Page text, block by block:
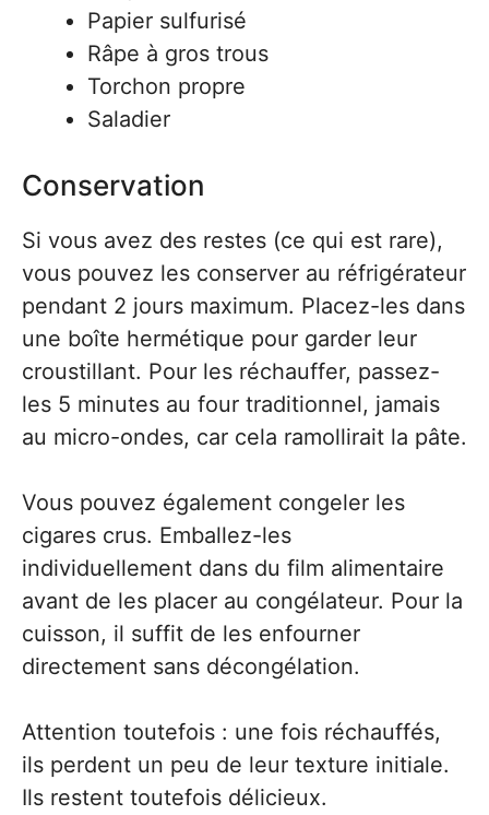
Papier sulfurisé
Râpe à gros trous
Torchon propre
Saladier
Conservation
Si vous avez des restes (ce qui est rare),
vous pouvez les conserver au réfrigérateur
pendant 2 jours maximum. Placez-les dans
une boîte hermétique pour garder leur
croustillant. Pour les réchauffer, passez-
les 5 minutes au four traditionnel, jamais
au micro-ondes, car cela ramollirait la pâte.
Vous pouvez également congeler les
cigares crus. Emballez-les
individuellement dans du film alimentaire
avant de les placer au congélateur. Pour la
cuisson, il suffit de les enfourner
directement sans décongélation.
Attention toutefois : une fois réchauffés,
ils perdent un peu de leur texture initiale.
Ils restent toutefois délicieux.